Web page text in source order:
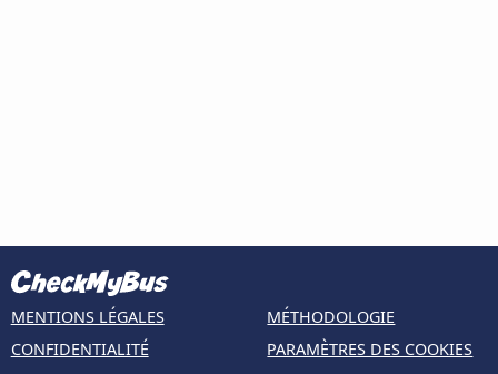
MENTIONS LÉGALES
CONFIDENTIALITÉ
MÉTHODOLOGIE
PARAMÈTRES DES COOKIES